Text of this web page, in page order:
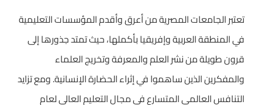
تعتبر الجامعات المصرية من أعرق وأقدم المؤسسات التعليمية
في المنطقة العربية وإفريقيا بأكملها، حيث تمتد جذورها إلى
قرون طويلة من نشر العلم والمعرفة وتخريج العلماء
والمفكرين الذين ساهموا في إثراء الحضارة الإنسانية. ومع تزايد
التنافس العالمي المتسارع في مجال التعليم العالي لعام